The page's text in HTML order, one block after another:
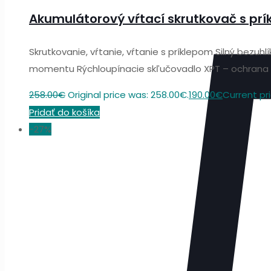
Akumulátorový vŕtací skrutkovač s
Skrutkovanie, vŕtanie, vŕtanie s príklepom Silný
momentu Rýchloupínacie skľučovadlo XPT –
258.00€Original price was: 258.00€.190.00€Current
Pridať do košíka
-27%